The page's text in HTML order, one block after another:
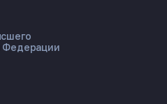
— ПОМОЩНИК КГЭУ
📋 Приёмная комиссия
Федерации